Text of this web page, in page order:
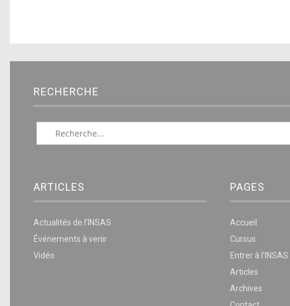
RECHERCHE
ARTICLES
Actualités de l’INSAS
Événements à venir
Vidéo
PAGES
Accueil
Cursus
Entrer à l’INSAS
Articles
Archives